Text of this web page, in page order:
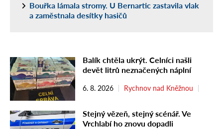
Bouřka lámala stromy. U Bernartic zastavila vlak
a zaměstnala desítky hasičů
Balík chtěla ukrýt. Celníci našli
devět litrů neznačených náplní
6. 8. 2026 Rychnov nad Kněžnou
Stejný vězeň, stejný scénář. Ve
Vrchlabí ho znovu dopadli